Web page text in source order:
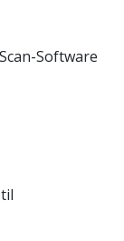
Software